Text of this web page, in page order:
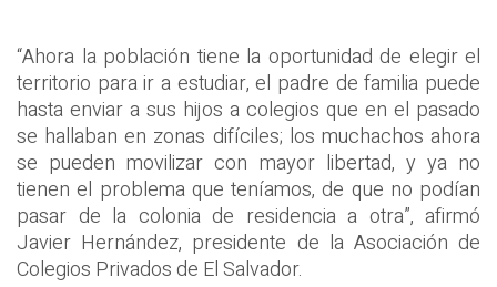
“Ahora la población tiene la oportunidad de elegir el
territorio para ir a estudiar, el padre de familia puede
hasta enviar a sus hijos a colegios que en el pasado
se hallaban en zonas difíciles; los muchachos ahora
se pueden movilizar con mayor libertad, y ya no
tienen el problema que teníamos, de que no podían
pasar de la colonia de residencia a otra”, afirmó
Javier Hernández, presidente de la Asociación de
Colegios Privados de El Salvador.